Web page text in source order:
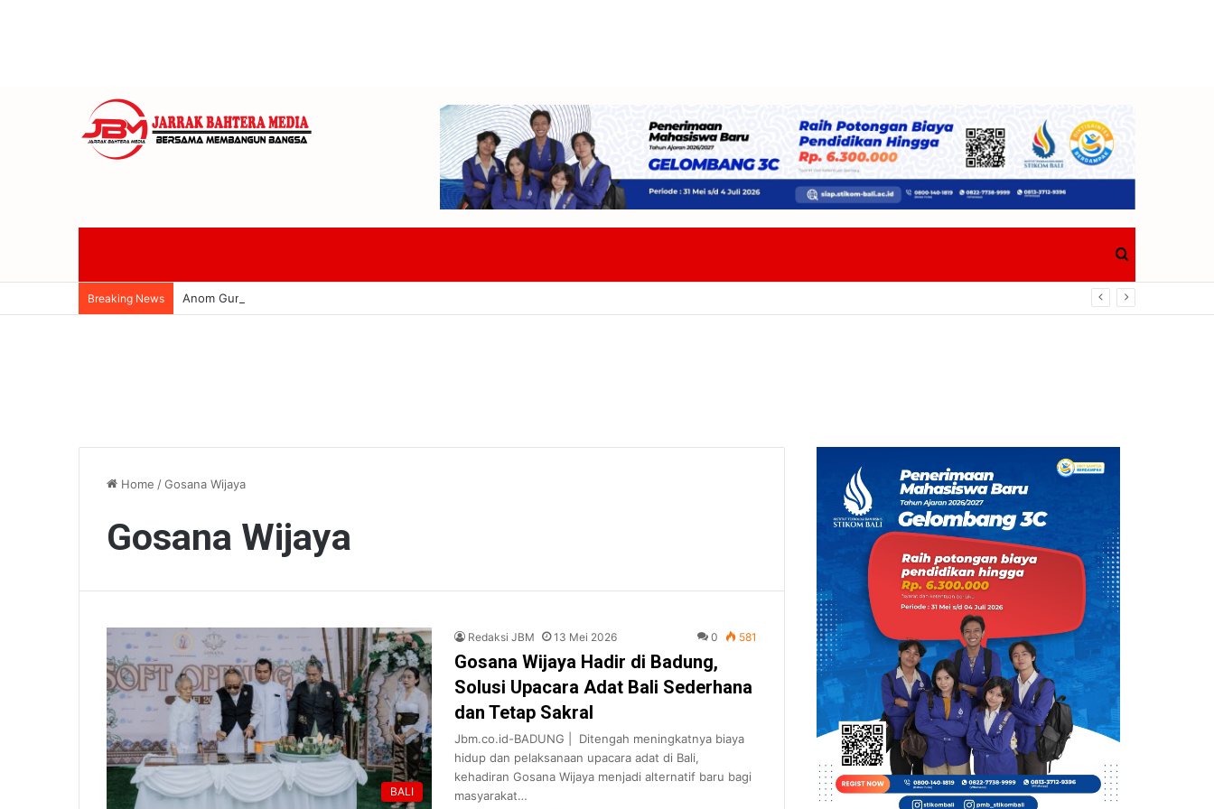
for
Breaking News Anom Gumanti Pimpin Raker Banggar DPRD Badung Dan TAPD Bahas KUA-PPAS 2027 Tekankan Program Harus Berdampak Nyata Bagi Masyarakat
Home /Gosana Wijaya
Gosana Wijaya
BALI
Redaksi JBM 13 Mei 2026 0 581
Gosana Wijaya Hadir di Badung,
Solusi Upacara Adat Bali Sederhana
dan Tetap Sakral
Jbm.co.id-BADUNG | Ditengah meningkatnya biaya
hidup dan pelaksanaan upacara adat di Bali,
kehadiran Gosana Wijaya menjadi alternatif baru bagi
masyarakat…